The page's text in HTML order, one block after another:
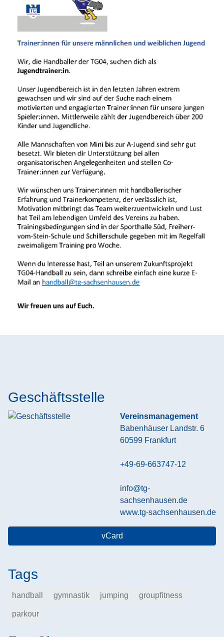
Geschäftsstelle
Vereinsmanagement
Babenhäuser Landstr. 6
60599 Frankfurt
+49-69-663747-12
info@tg-
sachsenhausen.de
www.tg-sachsenhausen.de
vCard
Tags
handball gymnastik jumping groupfitness
parkour